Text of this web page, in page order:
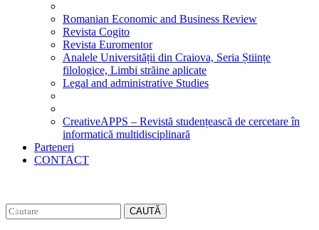
Romanian Economic and Business Review
Revista Cogito
Revista Euromentor
Analele Universității din Craiova, Seria Științe
filologice, Limbi străine aplicate
Legal and administrative Studies
CreativeAPPS – Revistă studențească de cercetare în
informatică multidisciplinară
Parteneri
CONTACT
CAUTĂ